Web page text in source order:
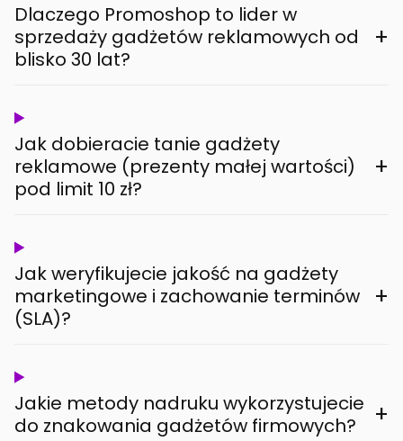
Dlaczego Promoshop to lider w
sprzedaży gadżetów reklamowych od
blisko 30 lat?
+
Jak dobieracie tanie gadżety
reklamowe (prezenty małej wartości)
pod limit 10 zł?
+
Jak weryfikujecie jakość na gadżety
marketingowe i zachowanie terminów
(SLA)?
+
Jakie metody nadruku wykorzystujecie
do znakowania gadżetów firmowych?
+